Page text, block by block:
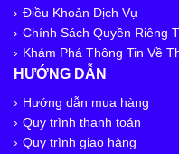
Điều Khoản Dịch Vụ
Chính Sách Quyền Riêng
Khám Phá Thông Tin Về
HƯỚNG DẪN
Hướng dẫn mua hàng
Quy trình thanh toán
Quy trình giao hàng